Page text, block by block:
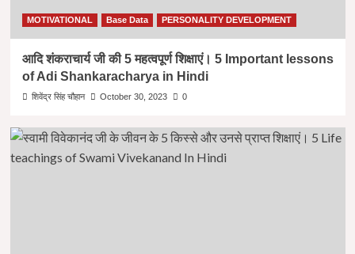
MOTIVATIONAL Base Data PERSONALITY DEVELOPMENT
आदि शंकराचार्य जी की 5 महत्वपूर्ण शिक्षाएं। 5 Important lessons
of Adi Shankaracharya in Hindi
शिवेंद्र सिंह चौहान October 30, 2023 0